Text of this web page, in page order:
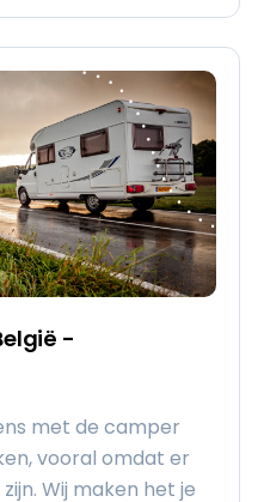
-
met de camper
vooral omdat er
Wij maken het je